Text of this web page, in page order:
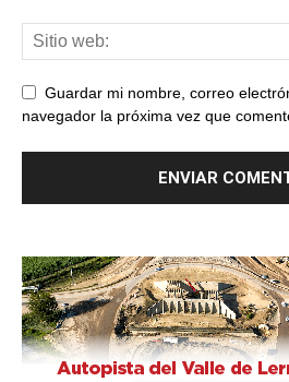
Guardar mi nombre, correo
navegador la próxima vez que